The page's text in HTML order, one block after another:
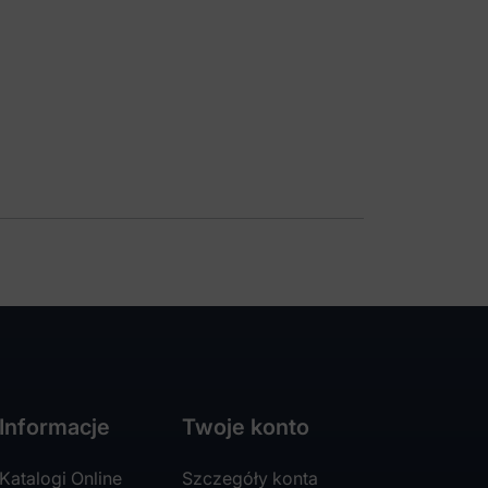
Informacje
Katalogi Online
Twoje konto
Szczegóły konta